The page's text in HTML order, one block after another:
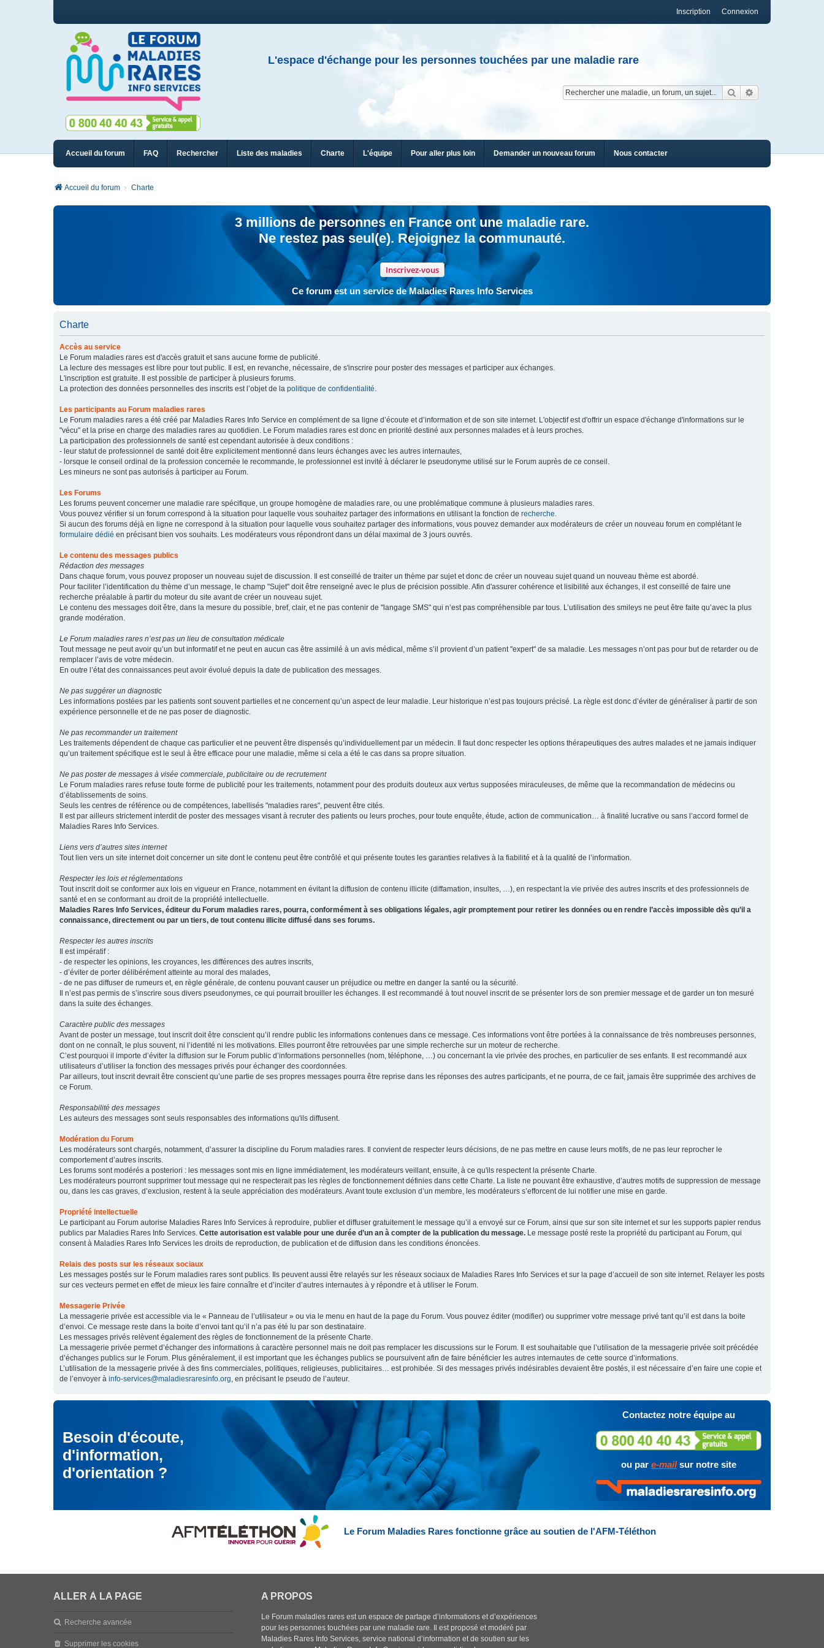
Connexion
Inscription
L'espace d'échange pour les personnes touchées par une maladie rare
Rechercher
Accueil du forum FAQ Rechercher Liste des maladies Charte L'équipe Pour aller plus loin Demander un nouveau forum Nous contacter
Accueil du forum Charte
3 millions de personnes en France ont une maladie rare.
Ne restez pas seul(e). Rejoignez la communauté.
Inscrivez-vous
Ce forum est un service de Maladies Rares Info Services
Charte
Accès au service
Le Forum maladies rares est d'accès gratuit et sans aucune forme de publicité.
La lecture des messages est libre pour tout public. Il est, en revanche, nécessaire, de s'inscrire pour poster des messages et participer aux échanges.
L'inscription est gratuite. Il est possible de participer à plusieurs forums.
La protection des données personnelles des inscrits est l’objet de la politique de confidentialité.
Les participants au Forum maladies rares
Le Forum maladies rares a été créé par Maladies Rares Info Service en complément de sa ligne d’écoute et d’information et de son site internet. L'objectif est d'offrir un espace d'échange d'informations sur le
"vécu" et la prise en charge des maladies rares au quotidien. Le Forum maladies rares est donc en priorité destiné aux personnes malades et à leurs proches.
La participation des professionnels de santé est cependant autorisée à deux conditions :
- leur statut de professionnel de santé doit être explicitement mentionné dans leurs échanges avec les autres internautes,
- lorsque le conseil ordinal de la profession concernée le recommande, le professionnel est invité à déclarer le pseudonyme utilisé sur le Forum auprès de ce conseil.
Les mineurs ne sont pas autorisés à participer au Forum.
Les Forums
Les forums peuvent concerner une maladie rare spécifique, un groupe homogène de maladies rare, ou une problématique commune à plusieurs maladies rares.
Vous pouvez vérifier si un forum correspond à la situation pour laquelle vous souhaitez partager des informations en utilisant la fonction de recherche.
Si aucun des forums déjà en ligne ne correspond à la situation pour laquelle vous souhaitez partager des informations, vous pouvez demander aux modérateurs de créer un nouveau forum en complétant le
formulaire dédié en précisant bien vos souhaits. Les modérateurs vous répondront dans un délai maximal de 3 jours ouvrés.
Le contenu des messages publics
Rédaction des messages
Dans chaque forum, vous pouvez proposer un nouveau sujet de discussion. Il est conseillé de traiter un thème par sujet et donc de créer un nouveau sujet quand un nouveau thème est abordé.
Pour faciliter l’identification du thème d’un message, le champ "Sujet" doit être renseigné avec le plus de précision possible. Afin d'assurer cohérence et lisibilité aux échanges, il est conseillé de faire une
recherche préalable à partir du moteur du site avant de créer un nouveau sujet.
Le contenu des messages doit être, dans la mesure du possible, bref, clair, et ne pas contenir de "langage SMS" qui n’est pas compréhensible par tous. L’utilisation des smileys ne peut être faite qu’avec la plus
grande modération.
Le Forum maladies rares n’est pas un lieu de consultation médicale
Tout message ne peut avoir qu’un but informatif et ne peut en aucun cas être assimilé à un avis médical, même s’il provient d’un patient "expert" de sa maladie. Les messages n’ont pas pour but de retarder ou de
remplacer l’avis de votre médecin.
En outre l’état des connaissances peut avoir évolué depuis la date de publication des messages.
Ne pas suggérer un diagnostic
Les informations postées par les patients sont souvent partielles et ne concernent qu’un aspect de leur maladie. Leur historique n’est pas toujours précisé. La règle est donc d’éviter de généraliser à partir de son
expérience personnelle et de ne pas poser de diagnostic.
Ne pas recommander un traitement
Les traitements dépendent de chaque cas particulier et ne peuvent être dispensés qu’individuellement par un médecin. Il faut donc respecter les options thérapeutiques des autres malades et ne jamais indiquer
qu’un traitement spécifique est le seul à être efficace pour une maladie, même si cela a été le cas dans sa propre situation.
Ne pas poster de messages à visée commerciale, publicitaire ou de recrutement
Le Forum maladies rares refuse toute forme de publicité pour les traitements, notamment pour des produits douteux aux vertus supposées miraculeuses, de même que la recommandation de médecins ou
d’établissements de soins.
Seuls les centres de référence ou de compétences, labellisés "maladies rares", peuvent être cités.
Il est par ailleurs strictement interdit de poster des messages visant à recruter des patients ou leurs proches, pour toute enquête, étude, action de communication… à finalité lucrative ou sans l’accord formel de
Maladies Rares Info Services.
Liens vers d’autres sites internet
Tout lien vers un site internet doit concerner un site dont le contenu peut être contrôlé et qui présente toutes les garanties relatives à la fiabilité et à la qualité de l’information.
Respecter les lois et réglementations
Tout inscrit doit se conformer aux lois en vigueur en France, notamment en évitant la diffusion de contenu illicite (diffamation, insultes, …), en respectant la vie privée des autres inscrits et des professionnels de
santé et en se conformant au droit de la propriété intellectuelle.
Maladies Rares Info Services, éditeur du Forum maladies rares, pourra, conformément à ses obligations légales, agir promptement pour retirer les données ou en rendre l’accès impossible dès qu’il a
connaissance, directement ou par un tiers, de tout contenu illicite diffusé dans ses forums.
Respecter les autres inscrits
Il est impératif :
- de respecter les opinions, les croyances, les différences des autres inscrits,
- d’éviter de porter délibérément atteinte au moral des malades,
- de ne pas diffuser de rumeurs et, en règle générale, de contenu pouvant causer un préjudice ou mettre en danger la santé ou la sécurité.
Il n’est pas permis de s’inscrire sous divers pseudonymes, ce qui pourrait brouiller les échanges. Il est recommandé à tout nouvel inscrit de se présenter lors de son premier message et de garder un ton mesuré
dans la suite des échanges.
Caractère public des messages
Avant de poster un message, tout inscrit doit être conscient qu’il rendre public les informations contenues dans ce message. Ces informations vont être portées à la connaissance de très nombreuses personnes,
dont on ne connaît, le plus souvent, ni l’identité ni les motivations. Elles pourront être retrouvées par une simple recherche sur un moteur de recherche.
C’est pourquoi il importe d’éviter la diffusion sur le Forum public d’informations personnelles (nom, téléphone, …) ou concernant la vie privée des proches, en particulier de ses enfants. Il est recommandé aux
utilisateurs d’utiliser la fonction des messages privés pour échanger des coordonnées.
Par ailleurs, tout inscrit devrait être conscient qu’une partie de ses propres messages pourra être reprise dans les réponses des autres participants, et ne pourra, de ce fait, jamais être supprimée des archives de
ce Forum.
Responsabilité des messages
Les auteurs des messages sont seuls responsables des informations qu'ils diffusent.
Modération du Forum
Les modérateurs sont chargés, notamment, d’assurer la discipline du Forum maladies rares. Il convient de respecter leurs décisions, de ne pas mettre en cause leurs motifs, de ne pas leur reprocher le
comportement d’autres inscrits.
Les forums sont modérés a posteriori : les messages sont mis en ligne immédiatement, les modérateurs veillant, ensuite, à ce qu'ils respectent la présente Charte.
Les modérateurs pourront supprimer tout message qui ne respecterait pas les règles de fonctionnement définies dans cette Charte. La liste ne pouvant être exhaustive, d’autres motifs de suppression de message
ou, dans les cas graves, d’exclusion, restent à la seule appréciation des modérateurs. Avant toute exclusion d’un membre, les modérateurs s’efforcent de lui notifier une mise en garde.
Propriété intellectuelle
Le participant au Forum autorise Maladies Rares Info Services à reproduire, publier et diffuser gratuitement le message qu’il a envoyé sur ce Forum, ainsi que sur son site internet et sur les supports papier rendus
publics par Maladies Rares Info Services. Cette autorisation est valable pour une durée d’un an à compter de la publication du message. Le message posté reste la propriété du participant au Forum, qui
consent à Maladies Rares Info Services les droits de reproduction, de publication et de diffusion dans les conditions énoncées.
Relais des posts sur les réseaux sociaux
Les messages postés sur le Forum maladies rares sont publics. Ils peuvent aussi être relayés sur les réseaux sociaux de Maladies Rares Info Services et sur la page d’accueil de son site internet. Relayer les posts
sur ces vecteurs permet en effet de mieux les faire connaître et d’inciter d’autres internautes à y répondre et à utiliser le Forum.
Messagerie Privée
La messagerie privée est accessible via le « Panneau de l’utilisateur » ou via le menu en haut de la page du Forum. Vous pouvez éditer (modifier) ou supprimer votre message privé tant qu’il est dans la boite
d’envoi. Ce message reste dans la boite d’envoi tant qu’il n’a pas été lu par son destinataire.
Les messages privés relèvent également des règles de fonctionnement de la présente Charte.
La messagerie privée permet d’échanger des informations à caractère personnel mais ne doit pas remplacer les discussions sur le Forum. Il est souhaitable que l’utilisation de la messagerie privée soit précédée
d’échanges publics sur le Forum. Plus généralement, il est important que les échanges publics se poursuivent afin de faire bénéficier les autres internautes de cette source d’informations.
L’utilisation de la messagerie privée à des fins commerciales, politiques, religieuses, publicitaires… est prohibée. Si des messages privés indésirables devaient être postés, il est nécessaire d’en faire une copie et
de l’envoyer à info-services@maladiesraresinfo.org, en précisant le pseudo de l’auteur.
Besoin d'écoute,
d'information,
d'orientation ?
Contactez notre équipe au
ou par e-mailsur notre site
Le Forum Maladies Rares fonctionne grâce au soutien de l'AFM-Téléthon
ALLER À LA PAGE
Recherche avancée
Supprimer les cookies
A PROPOS
Le Forum maladies rares est un espace de partage d’informations et d’expériences
pour les personnes touchées par une maladie rare. Il est proposé et modéré par
Maladies Rares Info Services, service national d’information et de soutien sur les